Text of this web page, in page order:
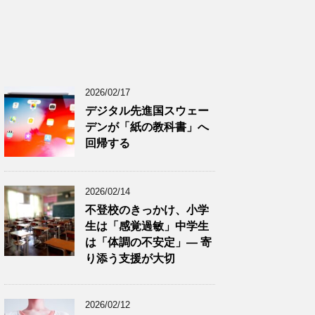
2026/02/17
デジタル先進国スウェー
デンが「紙の教科書」へ
回帰する
2026/02/14
不登校のきっかけ、小学
生は「感覚過敏」中学生
は「体調の不安定」― 寄
り添う支援が大切
2026/02/12